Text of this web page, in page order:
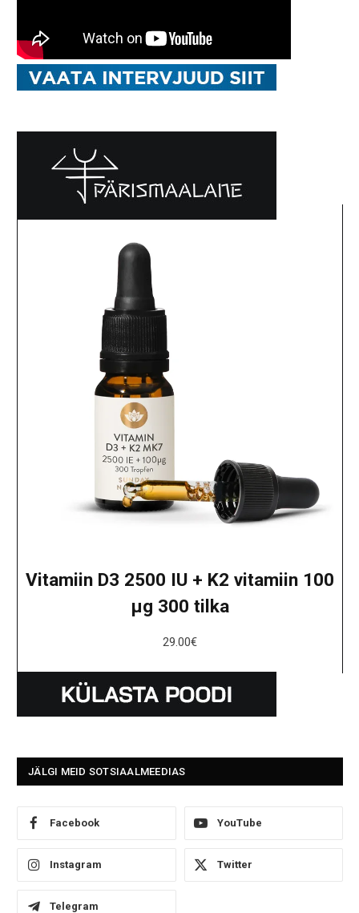
Vitamiin D3 2500 IU + K2 vitamiin 100
μg 300 tilka
29.00€
JÄLGI MEID SOTSIAALMEEDIAS
Facebook YouTube
Instagram Twitter
Telegram